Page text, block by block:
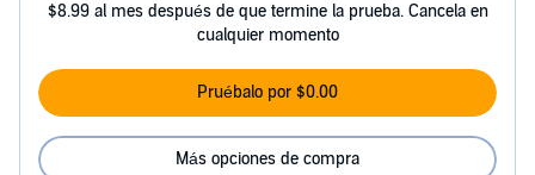
$8.99 al mes después de que termine la prueba. Cancela en
cualquier momento
Pruébalo por $0.00
Más opciones de compra